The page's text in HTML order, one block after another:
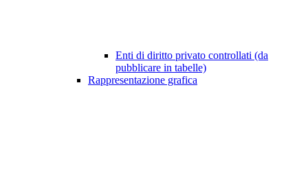
Enti di diritto privato controllati (da
pubblicare in tabelle)
Rappresentazione grafica